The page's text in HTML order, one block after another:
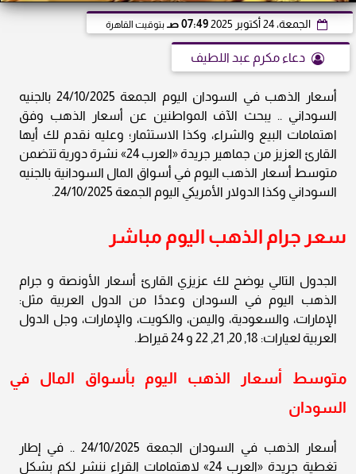
الجمعة، 24 أكتوبر 2025 07:49 صـ بتوقيت القاهرة
دعاء مكرم عبد اللطيف
أسعار الذهب في السودان اليوم الجمعة 24/10/2025 بالجنيه
السوداني .. يبحث الآف المواطنين عن أسعار الذهب وفق
اهتمامات البيع والشراء، وكذا الاستثمار؛ وعليه نقدم لك أيها
القارئ العزيز من جماهير جريدة «العرب 24» نشرة دورية تتضمن
متوسط أسعار الذهب اليوم في أسواق المال السودانية بالجنيه
السوداني وكذا الدولار الأمريكي اليوم الجمعة 24/10/2025.
سعر جرام الذهب اليوم مباشر
الجدول التالي يوضح لك عزيزي القارئ أسعار الأونصة و جرام
الذهب اليوم في السودان وعددًا من الدول العربية مثل:
الإمارات، والسعودية، واليمن، والكويت، والإمارات، وجل الدول
العربية لعيارات: 18, 20, 21, 22 و 24 قيراط.
متوسط أسعار الذهب اليوم بأسواق المال في
السودان
أسعار الذهب في السودان الجمعة 24/10/2025 .. في إطار
تغطية جريدة «العرب 24» لاهتمامات القراء ننشر لكم بشكل